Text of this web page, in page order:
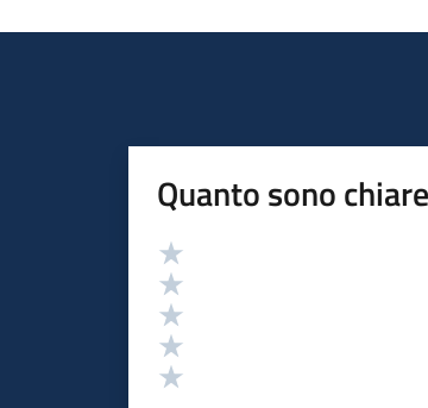
Quanto sono
Valutazione